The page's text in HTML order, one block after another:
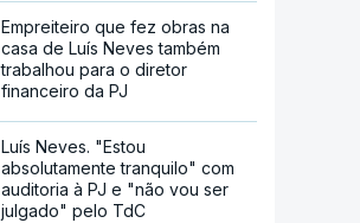
Empreiteiro que fez obras na
casa de Luís Neves também
trabalhou para o diretor
financeiro da PJ
Luís Neves. "Estou
absolutamente tranquilo" com
auditoria à PJ e "não vou ser
julgado" pelo TdC